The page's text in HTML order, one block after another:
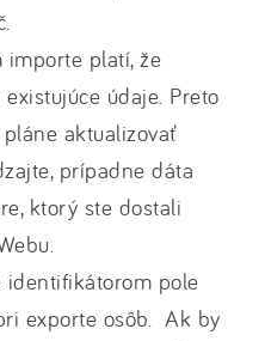
importe platí, že
údaje. Preto
aktualizovať
prípadne dáta
ktorý ste dostali
identifikátorom pole
exporte osôb. Ak by